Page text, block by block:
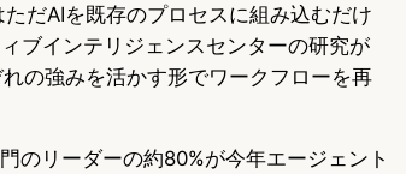
だAIを既存のプロセスに組み込むだけ
ブインテリジェンスセンターの研究が
の強みを活かす形でワークフローを再
のリーダーの約80%が今年エージェント